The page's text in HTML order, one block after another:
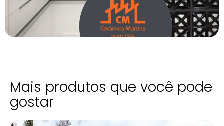
Mais produtos que você pode
gostar